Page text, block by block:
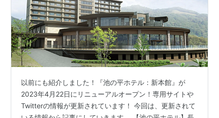
以前にも紹介しました！『池の平ホテル：新本館』が
2023年4月22日にリニューアルオープン！専用サイトや
Twitterの情報が更新されています！ 今回は、更新されて